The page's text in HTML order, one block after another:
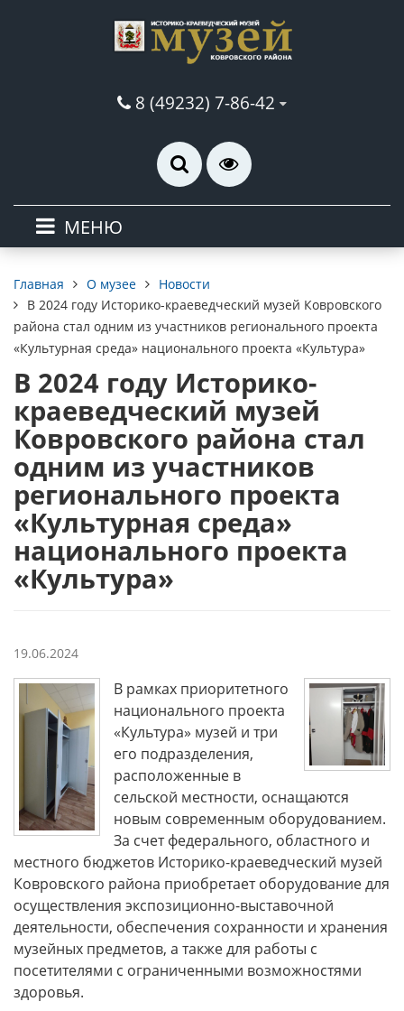
8 (49232) 7-86-42
МЕНЮ
Главная О музее
Новости
В 2024 году Историко-краеведческий музей Ковровского
района стал одним из участников регионального проекта
«Культурная среда» национального проекта «Культура»
В 2024 году Историко-
краеведческий музей
Ковровского района стал
одним из участников
регионального проекта
«Культурная среда»
национального проекта
«Культура»
19.06.2024
В рамках приоритетного
национального проекта
«Культура» музей и три
его подразделения,
расположенные в
сельской местности, оснащаются
новым современным оборудованием.
За счет федерального, областного и
местного бюджетов Историко-краеведческий музей
Ковровского района приобретает оборудование для
осуществления экспозиционно-выставочной
деятельности, обеспечения сохранности и хранения
музейных предметов, а также для работы с
посетителями с ограниченными возможностями
здоровья.